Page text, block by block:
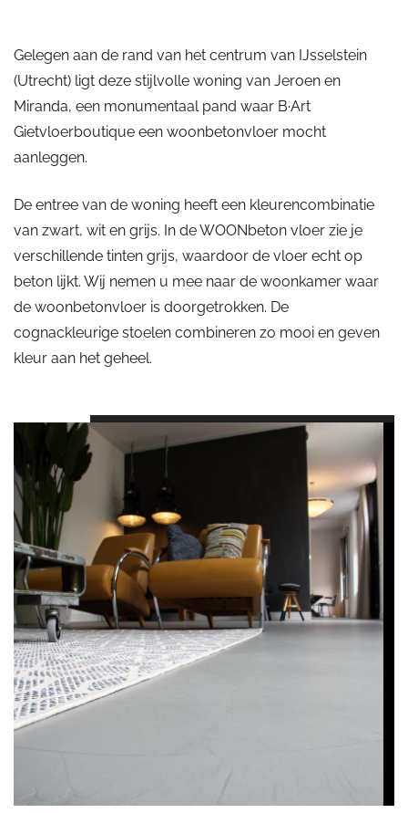
Gelegen aan de rand van het centrum van IJsselstein
(Utrecht) ligt deze stijlvolle woning van Jeroen en
Miranda, een monumentaal pand waar B·Art
Gietvloerboutique een woonbetonvloer mocht
aanleggen.
De entree van de woning heeft een kleurencombinatie
van zwart, wit en grijs. In de WOONbeton vloer zie je
verschillende tinten grijs, waardoor de vloer echt op
beton lijkt. Wij nemen u mee naar de woonkamer waar
de woonbetonvloer is doorgetrokken. De
cognackleurige stoelen combineren zo mooi en geven
kleur aan het geheel.